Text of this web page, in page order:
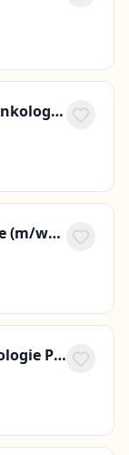
Pflegeexperte APN für onkologische Pflege (m/w/d)
Pflegeexperte Onkologie (m/w/d)
Pflegeexperte APN Onkologie Pneumologie (m/w/d)